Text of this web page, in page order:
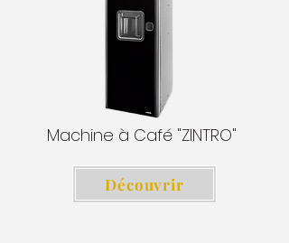
Machine à Café "ZINTRO"
Découvrir